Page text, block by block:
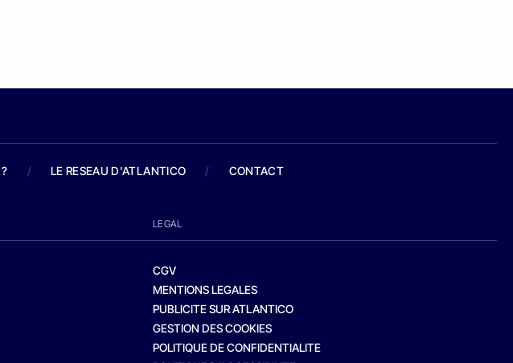
/ LE RESEAU D'ATLANTICO / CONTACT
LEGAL
CGV
MENTIONS LEGALES
PUBLICITE SUR ATLANTICO
GESTION DES COOKIES
POLITIQUE DE CONFIDENTIALITE